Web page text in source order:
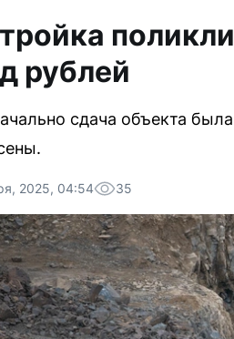
рублей
сдача объекта
2025, 04:54 35